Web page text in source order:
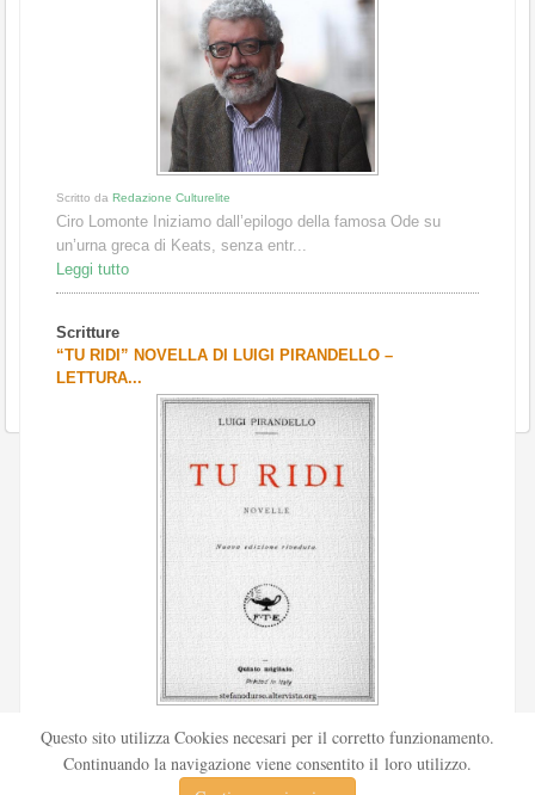
Scritto da Redazione Culturelite
Ciro Lomonte Iniziamo dall’epilogo della famosa Ode su
un’urna greca di Keats, senza entr...
Leggi tutto
Scritture
“TU RIDI” NOVELLA DI LUIGI PIRANDELLO –
LETTURA...
Pubblicata nel 1912 sul «Corriere della sera», la novella Tu
ridi fu successivamente inserita nella ...
Questo sito utilizza Cookies necesari per il corretto funzionamento.
Continuando la navigazione viene consentito il loro utilizzo.